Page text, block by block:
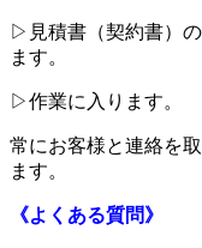
▷見積書（契約書）
ます。
▷作業に入ります。
常にお客様と連絡を
ます。
《よくある質問》